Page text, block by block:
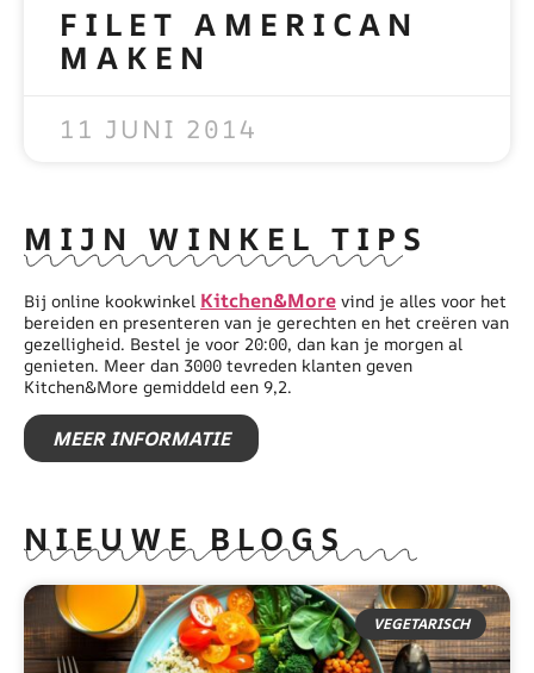
FILET AMERICAN
MAKEN
11 JUNI 2014
MIJN WINKEL TIPS
Bij online kookwinkel Kitchen&More vind je alles voor het
bereiden en presenteren van je gerechten en het creëren van
gezelligheid. Bestel je voor 20:00, dan kan je morgen al
genieten. Meer dan 3000 tevreden klanten geven
Kitchen&More gemiddeld een 9,2.
MEER INFORMATIE
NIEUWE BLOGS
VEGETARISCH